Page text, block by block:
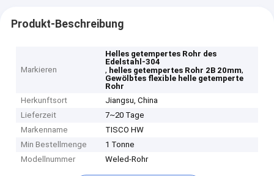
Produkt-Beschreibung
Markieren
Helles getempertes Rohr des
Edelstahl-304
, helles getempertes Rohr 2B 20mm,
Gewölbtes flexible helle getemperte
Rohr
Herkunftsort
Jiangsu, China
Lieferzeit
7~20 Tage
Markenname
TISCO HW
Min Bestellmenge
1 Tonne
Modellnummer
Weled-Rohr